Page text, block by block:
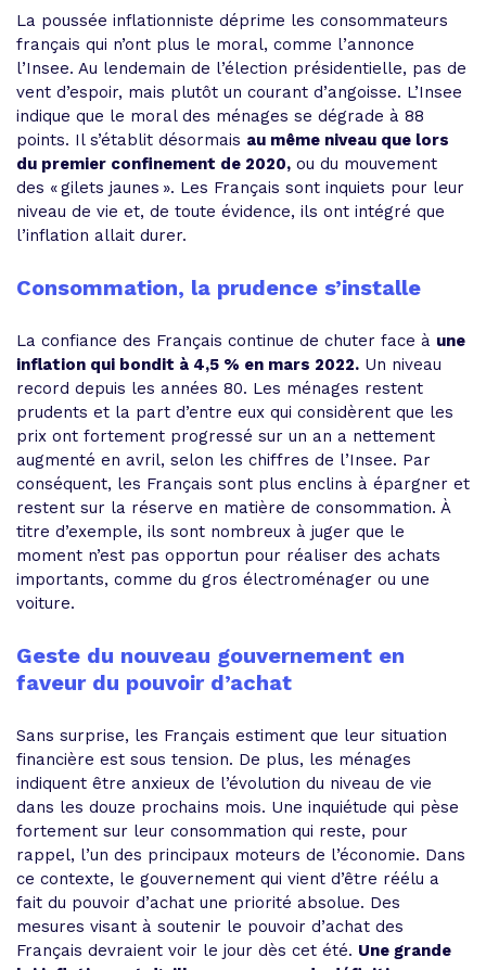
La poussée inflationniste déprime les consommateurs
français qui n’ont plus le moral, comme l’annonce
l’Insee. Au lendemain de l’élection présidentielle, pas de
vent d’espoir, mais plutôt un courant d’angoisse. L’Insee
indique que le moral des ménages se dégrade à 88
points. Il s’établit désormais au même niveau que lors
du premier confinement de 2020, ou du mouvement
des « gilets jaunes ». Les Français sont inquiets pour leur
niveau de vie et, de toute évidence, ils ont intégré que
l’inflation allait durer.
Consommation, la prudence s’installe
La confiance des Français continue de chuter face à une
inflation qui bondit à 4,5 % en mars 2022. Un niveau
record depuis les années 80. Les ménages restent
prudents et la part d’entre eux qui considèrent que les
prix ont fortement progressé sur un an a nettement
augmenté en avril, selon les chiffres de l’Insee. Par
conséquent, les Français sont plus enclins à épargner et
restent sur la réserve en matière de consommation. À
titre d’exemple, ils sont nombreux à juger que le
moment n’est pas opportun pour réaliser des achats
importants, comme du gros électroménager ou une
voiture.
Geste du nouveau gouvernement en
faveur du pouvoir d’achat
Sans surprise, les Français estiment que leur situation
financière est sous tension. De plus, les ménages
indiquent être anxieux de l’évolution du niveau de vie
dans les douze prochains mois. Une inquiétude qui pèse
fortement sur leur consommation qui reste, pour
rappel, l’un des principaux moteurs de l’économie. Dans
ce contexte, le gouvernement qui vient d’être réélu a
fait du pouvoir d’achat une priorité absolue. Des
mesures visant à soutenir le pouvoir d’achat des
Français devraient voir le jour dès cet été. Une grande